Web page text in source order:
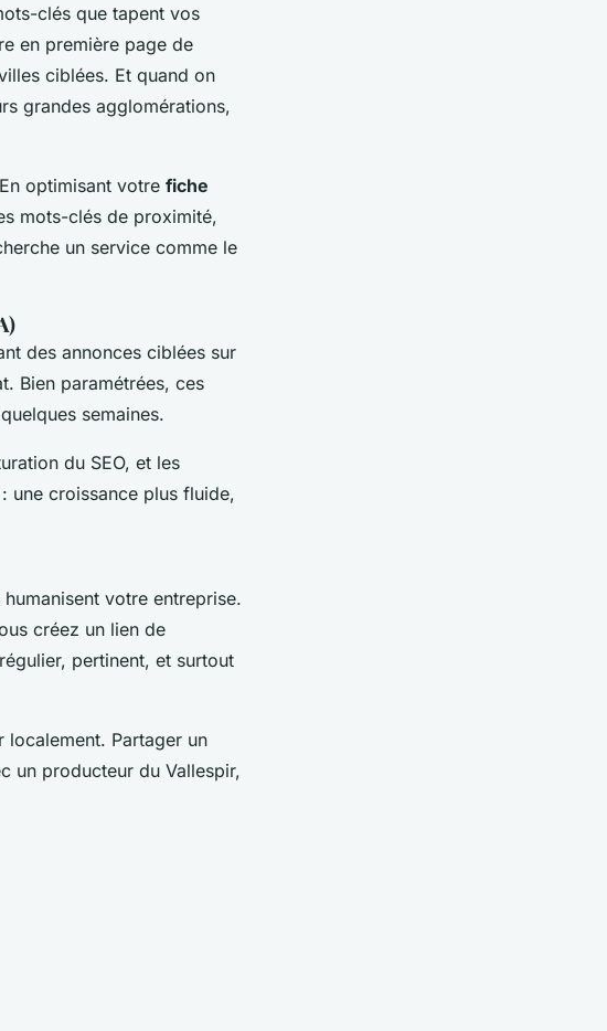
clés que tapent vos
en première page de
ciblées. Et quand on
grandes agglomérations,
optimisant votre fiche
mots-clés de proximité,
un service comme le
des annonces ciblées sur
Bien paramétrées, ces
semaines.
du SEO, et les
une croissance plus fluide,
votre entreprise.
créez un lien de
pertinent, et surtout
localement. Partager un
un producteur du Vallespir,